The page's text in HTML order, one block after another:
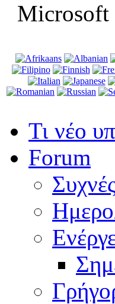
Τι νέο
Forum